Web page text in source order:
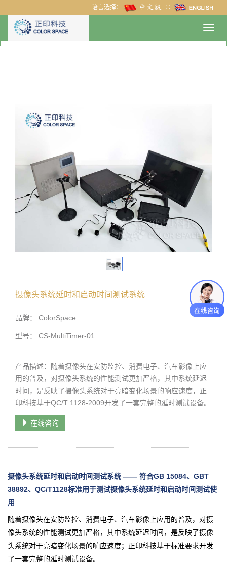
语言选择： ∷
摄像头系统延时和启动时间测试系统
品牌： ColorSpace
型号： CS-MultiTimer-01
产品描述：随着摄像头在安防监控、消费电子、汽车影像上应
用的普及，对摄像头系统的性能测试更加严格，其中系统延迟
时间，是反映了摄像头系统对于亮暗变化场景的响应速度，正
印科技基于QC/T 1128-2009开发了一套完整的延时测试设备。
在线咨询
摄像头系统延时和启动时间测试系统 —— 符合GB 15084、GBT
38892、QC/T1128标准用于测试摄像头系统延时和启动时间测试使
用
随着摄像头在安防监控、消费电子、汽车影像上应用的普及，对摄
像头系统的性能测试更加严格，其中系统延迟时间，是反映了摄像
头系统对于亮暗变化场景的响应速度； 正印科技基于标准要求开发
了一套完整的延时测试设备。